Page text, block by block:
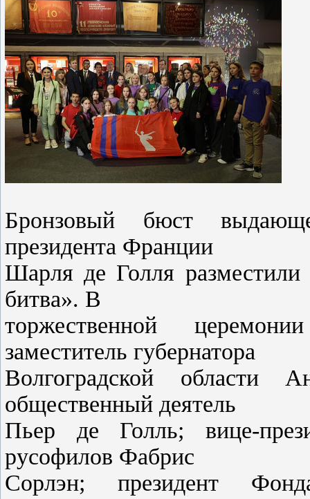
Бронзовый бюст
президента Франции
Шарля де Голля разместили
битва». В
торжественной
заместитель губернатора
Волгоградской области
общественный деятель
Пьер де Голль; вице-
русофилов Фабрис
Сорлэн; президент